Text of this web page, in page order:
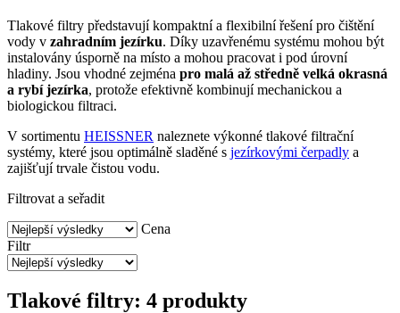
Tlakové filtry představují kompaktní a flexibilní řešení pro čištění
vody v zahradním jezírku. Díky uzavřenému systému mohou být
instalovány úsporně na místo a mohou pracovat i pod úrovní
hladiny. Jsou vhodné zejména pro malá až středně velká okrasná
a rybí jezírka, protože efektivně kombinují mechanickou a
biologickou filtraci.
V sortimentu HEISSNER naleznete výkonné tlakové filtrační
systémy, které jsou optimálně sladěné s jezírkovými čerpadly a
zajišťují trvale čistou vodu.
Filtrovat a seřadit
Cena
Filtr
Tlakové filtry: 4 produkty